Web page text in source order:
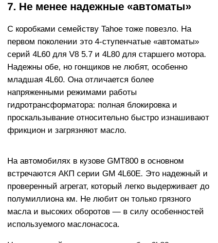
7. Не менее надежные «автоматы»
С коробками семейству Tahoe тоже повезло. На
первом поколении это 4-ступенчатые «автоматы»
серий 4L60 для V8 5.7 и 4L80 для старшего мотора.
Надежны обе, но гонщиков не любят, особенно
младшая 4L60. Она отличается более
напряженными режимами работы
гидротрансформатора: полная блокировка и
проскальзывание относительно быстро изнашивают
фрикцион и загрязняют масло.
На автомобилях в кузове GMT800 в основном
встречаются АКП серии GM 4L60E. Это надежный и
проверенный агрегат, который легко выдерживает до
полумиллиона км. Не любит он только грязного
масла и высоких оборотов — в силу особенностей
используемого маслонасоса.